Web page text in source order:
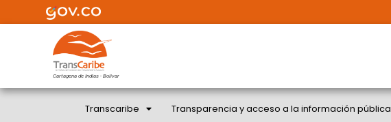
Cartagena de Indias - Bolivar
Transcaribe Transparencia y acceso a la información pública